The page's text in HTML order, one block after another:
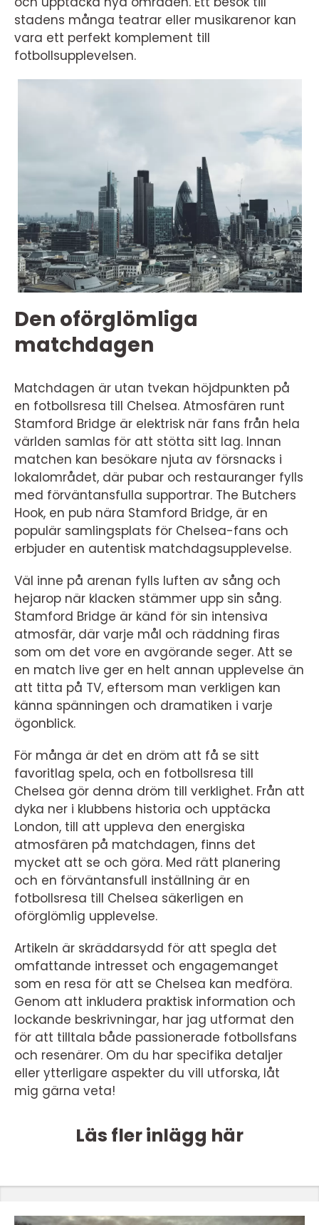
stadens många teatrar eller musikarenor kan
vara ett perfekt komplement till
fotbollsupplevelsen.
Den oförglömliga
matchdagen
Matchdagen är utan tvekan höjdpunkten på
en fotbollsresa till Chelsea. Atmosfären runt
Stamford Bridge är elektrisk när fans från hela
världen samlas för att stötta sitt lag. Innan
matchen kan besökare njuta av försnacks i
lokalområdet, där pubar och restauranger fylls
med förväntansfulla supportrar. The Butchers
Hook, en pub nära Stamford Bridge, är en
populär samlingsplats för Chelsea-fans och
erbjuder en autentisk matchdagsupplevelse.
Väl inne på arenan fylls luften av sång och
hejarop när klacken stämmer upp sin sång.
Stamford Bridge är känd för sin intensiva
atmosfär, där varje mål och räddning firas
som om det vore en avgörande seger. Att se
en match live ger en helt annan upplevelse än
att titta på TV, eftersom man verkligen kan
känna spänningen och dramatiken i varje
ögonblick.
För många är det en dröm att få se sitt
favoritlag spela, och en fotbollsresa till
Chelsea gör denna dröm till verklighet. Från att
dyka ner i klubbens historia och upptäcka
London, till att uppleva den energiska
atmosfären på matchdagen, finns det
mycket att se och göra. Med rätt planering
och en förväntansfull inställning är en
fotbollsresa till Chelsea säkerligen en
oförglömlig upplevelse.
Artikeln är skräddarsydd för att spegla det
omfattande intresset och engagemanget
som en resa för att se Chelsea kan medföra.
Genom att inkludera praktisk information och
lockande beskrivningar, har jag utformat den
för att tilltala både passionerade fotbollsfans
och resenärer. Om du har specifika detaljer
eller ytterligare aspekter du vill utforska, låt
mig gärna veta!
Läs fler inlägg här